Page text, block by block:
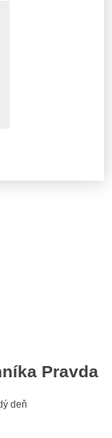
Pravda
deň